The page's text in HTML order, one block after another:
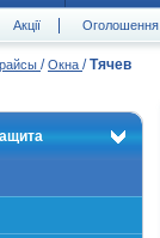
Акції Оголошення
/ Окна / Тячев